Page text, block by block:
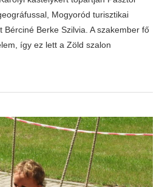
Mogyoród turisztikai
Bérciné Berke Szilvia. A szakember fő
így ez lett a Zöld szalon